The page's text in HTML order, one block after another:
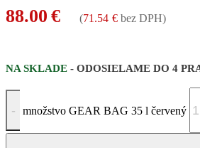
88.00 € (71.54 € bez DPH)
NA SKLADE - ODOSIELAME DO 4
množstvo GEAR BAG 35 l červený